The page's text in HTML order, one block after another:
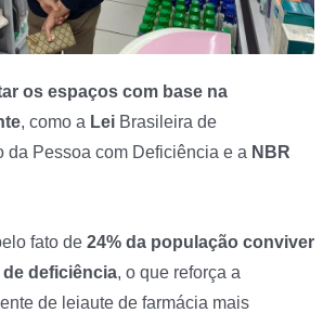
os espaços com base na
, como a Lei Brasileira de
da Pessoa com Deficiência e a NBR
fato de 24% da população conviver
deficiência, o que reforça a
de leiaute de farmácia mais